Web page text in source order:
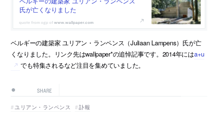
氏が亡くなりました
www.wallpaper.com
ベルギーの建築家 ユリアン・ランペンス（Juliaan Lampens）氏が亡
くなりました。リンク先はwallpaper*の追悼記事です。2014年にはa+u
でも特集されるなど注目を集めていました。
SHARE
ユリアン・ランペンス 訃報